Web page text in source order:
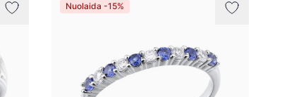
Nuolaida -15%